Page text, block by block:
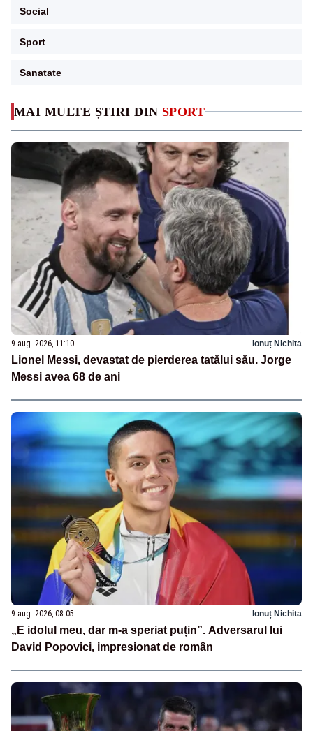
MAI MULTE ȘTIRI DIN SPORT
9 aug. 2026, 11:10 Ionuț Nichita
Lionel Messi, devastat de pierderea tatălui său. Jorge
Messi avea 68 de ani
9 aug. 2026, 08:05 Ionuț Nichita
„E idolul meu, dar m-a speriat puțin”. Adversarul lui
David Popovici, impresionat de român
Social
Sport
Sanatate